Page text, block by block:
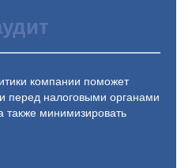
компании поможет
перед налоговыми органами
минимизировать